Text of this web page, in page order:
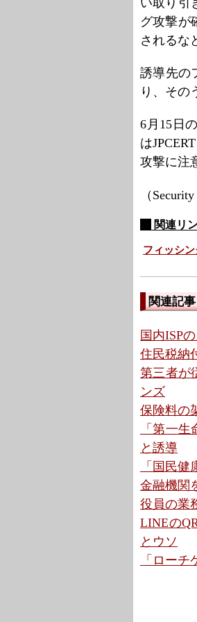
い取り引
グ攻撃が
されるな
誘導先の
り、その
6月15日
は
攻撃に注
（
関連リ
フィッシ
関連記事
国内ISP
住民税納
第三者が
ンズ
保険料の
「第一
と誘導
「国民
金融機関
役員の業
LINEの
とウソ
「ロー